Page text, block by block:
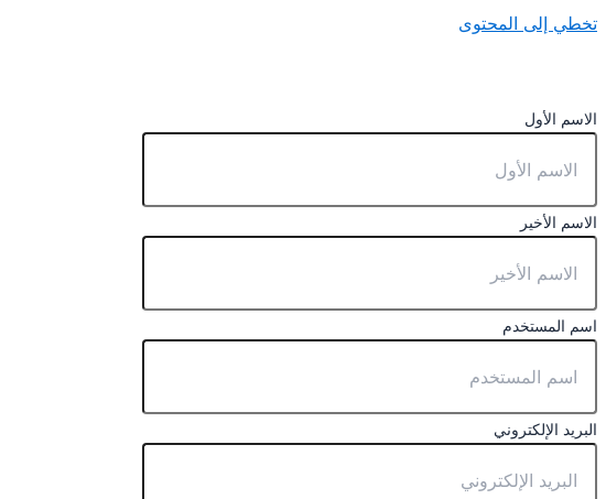
تخطي إلى المحتوى
الاسم الأول
الاسم الأخير
اسم المستخدم
البريد الإلكتروني